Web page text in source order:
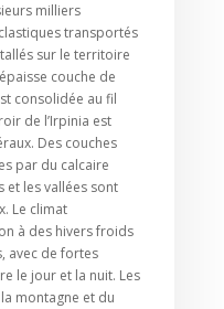
milliers
transportés
sur le territoire
couche de
consolidée au fil
de l’Irpinia est
Des couches
par du calcaire
et les vallées sont
Le climat
à des hivers froids
avec de fortes
le jour et la nuit. Les
montagne et du